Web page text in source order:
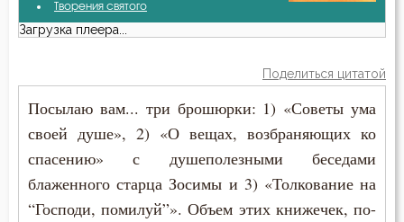
Творения святого
Загрузка плеера...
Поделиться цитатой
Посылаю вам... три брошюрки: 1) «Советы ума
своей душе», 2) «О вещах, возбраняющих ко
спасению» с душеполезными беседами
блаженного старца Зосимы и 3) «Толкование на
“Господи, помилуй”». Объем этих книжечек, по-